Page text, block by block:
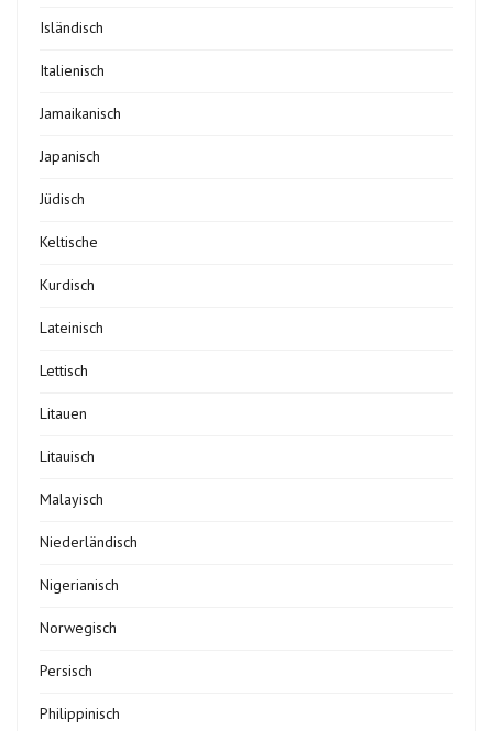
Isländisch
Italienisch
Jamaikanisch
Japanisch
Jüdisch
Keltische
Kurdisch
Lateinisch
Lettisch
Litauen
Litauisch
Malayisch
Niederländisch
Nigerianisch
Norwegisch
Persisch
Philippinisch